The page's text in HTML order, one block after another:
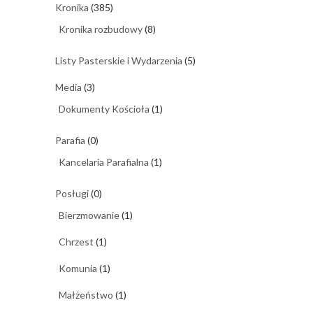
Kronika (385)
Kronika rozbudowy(8)
Listy Pasterskie i Wydarzenia (5)
Media (3)
Dokumenty Kościoła (1)
Parafia (0)
Kancelaria Parafialna (1)
Posługi(0)
Bierzmowanie(1)
Chrzest (1)
Komunia (1)
Małżeństwo (1)